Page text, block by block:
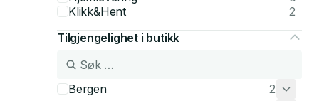
Klikk&Hent
2
Tilgjengelighet i butikk
Bergen
2